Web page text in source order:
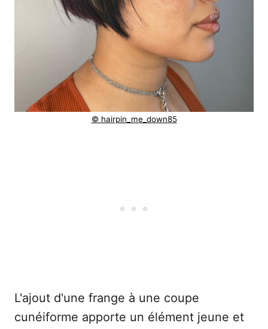
© hairpin_me_down85
L'ajout d'une frange à une coupe
cunéiforme apporte un élément jeune et